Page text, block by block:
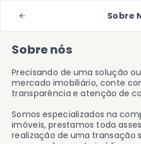
Sobre
Sobre nós
Precisando de uma solução
mercado imobiliário, conte
transparência e atenção de
Somos especializados na
imóveis, prestamos toda
realização de uma transação